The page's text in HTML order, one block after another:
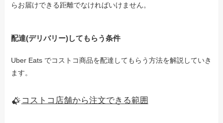
らお届けできる距離でなければいけません。
配達(デリバリー)してもらう条件
Uber Eats でコストコ商品を配達してもらう方法を解説していき
ます。
コストコ店舗から注文できる範囲